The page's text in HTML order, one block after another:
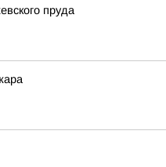
пруда